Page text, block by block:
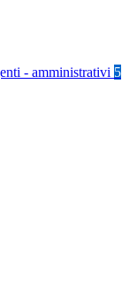
- amministrativi 5